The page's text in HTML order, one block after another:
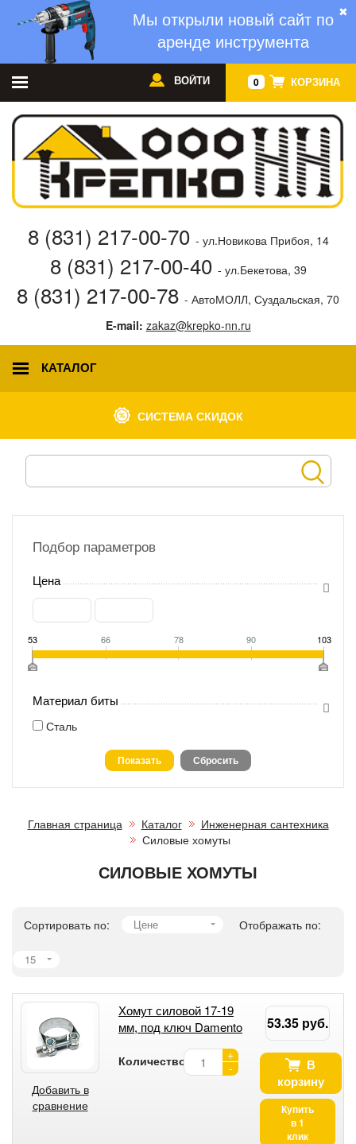
✖
Мы открыли новый сайт по
аренде инструмента
0 КОРЗИНА
ВОЙТИ
8 (831) 217-00-70 - ул.Новикова Прибоя, 14
8 (831) 217-00-40 - ул.Бекетова, 39
8 (831) 217-00-78 - АвтоМОЛЛ, Суздальская, 70
E-mail: zakaz@krepko-nn.ru
КАТАЛОГ
СИСТЕМА СКИДОК
Подбор параметров
Цена
53 66 78 90 103
Материал биты
Сталь
Главная страница Каталог
Инженерная сантехника
Силовые хомуты
СИЛОВЫЕ ХОМУТЫ
Сортировать по: Цене Отображать по:
15
Добавить в
сравнение
Хомут силовой 17-19
мм, под ключ Damento
Количество:
+
-
53.35 руб.
В
корзину
Купить
в 1
клик